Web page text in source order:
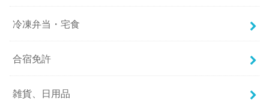
冷凍弁当・宅食
合宿免許
雑貨、日用品